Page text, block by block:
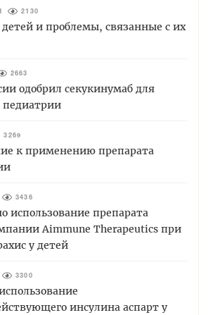
2130
детей и проблемы, связанные с их
2663
одобрил секукинумаб для
3269
к применению препарата
3436
использование препарата
Aimmune Therapeutics при
у детей
3300
инсулина аспарт у